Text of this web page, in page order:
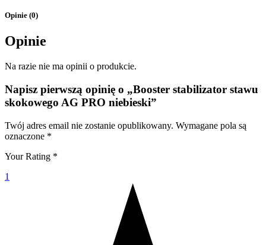
Opinie (0)
Opinie
Na razie nie ma opinii o produkcie.
Napisz pierwszą opinię o „Booster stabilizator stawu
skokowego AG PRO niebieski”
Twój adres email nie zostanie opublikowany. Wymagane pola są
oznaczone *
Your Rating *
1